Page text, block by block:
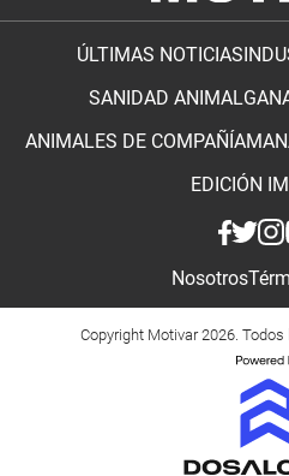
ÚLTIMAS NOTICIAS
SANIDAD ANIMAL
ANIMALES DE COMPAÑÍA
EDICIÓN
Nosotros
Copyright Motivar 2026.